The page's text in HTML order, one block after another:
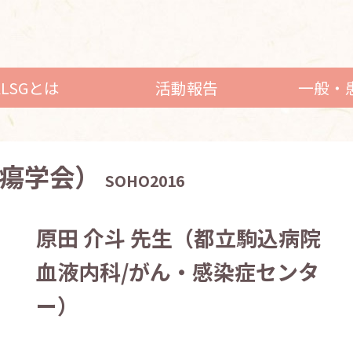
とは 活動報告 一般・
学会） SOHO2016
原田 介斗 先生（都立駒込病院
血液内科/がん・感染症センタ
ー）